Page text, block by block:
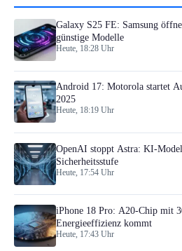
Galaxy S25 FE: Samsung
günstige Modelle
Heute, 18:28 Uhr
Android 17: Motorola startet
2025
Heute, 18:19 Uhr
OpenAI stoppt Astra: KI-
Sicherheitsstufe
Heute, 17:54 Uhr
iPhone 18 Pro: A20-Chip mit
Energieeffizienz kommt
Heute, 17:43 Uhr